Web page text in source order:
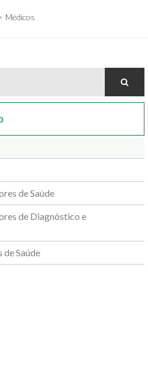
Médicos
de Saúde
de Diagnóstico e
Saúde